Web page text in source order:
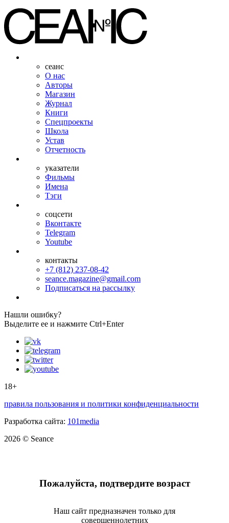
сеанс
О нас
Авторы
Магазин
Журнал
Книги
Спецпроекты
Школа
Устав
Отчетность
указатели
Фильмы
Имена
Тэги
соцсети
Вконтакте
Telegram
Youtube
контакты
+7 (812) 237-08-42
seance.magazine@gmail.com
Подписаться на рассылку
Нашли ошибку?
Выделите ее и нажмите Ctrl+Enter
18+
правила пользования и политики конфиденциальности
Разработка сайта: 101media
2026 © Seance
Пожалуйста, подтвердите возраст
Наш сайт предназначен только для
совершеннолетних